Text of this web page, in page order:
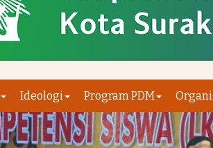
Ideologi Program PDM